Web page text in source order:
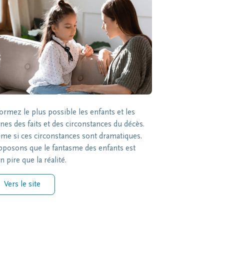
le plus possible les enfants et les
des faits et des circonstances du décès.
si ces circonstances sont dramatiques.
que le fantasme des enfants est
pire que la réalité.
Vers le site